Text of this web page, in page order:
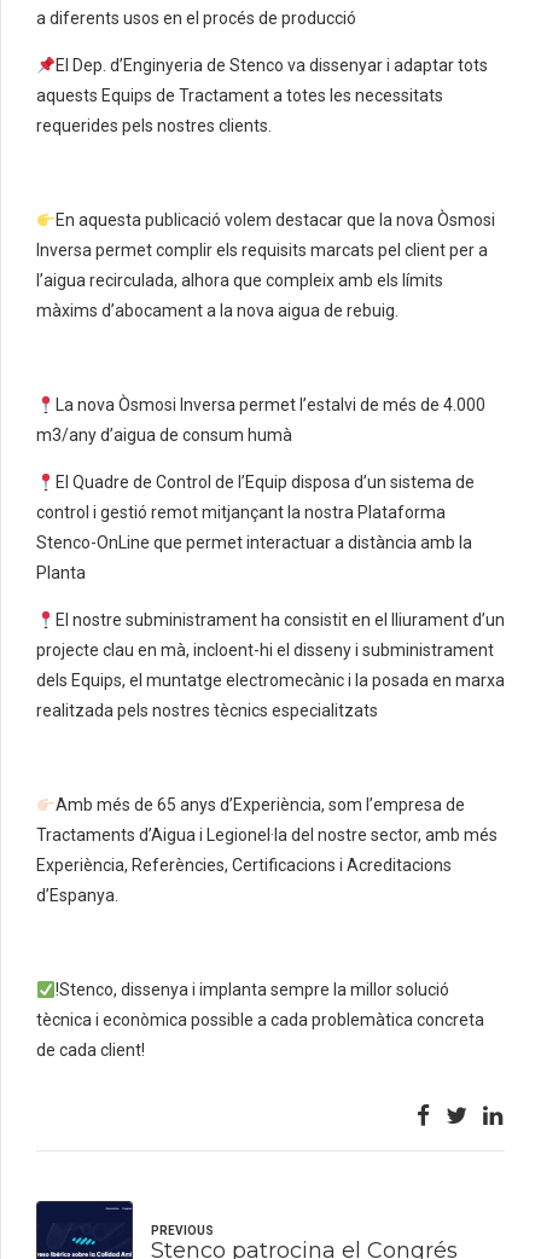
a diferents usos en el procés de producció
El Dep. d’Enginyeria de Stenco va dissenyar i adaptar tots
aquests Equips de Tractament a totes les necessitats
requerides pels nostres clients.
En aquesta publicació volem destacar que la nova Òsmosi
Inversa permet complir els requisits marcats pel client per a
l’aigua recirculada, alhora que compleix amb els límits
màxims d’abocament a la nova aigua de rebuig.
La nova Òsmosi Inversa permet l’estalvi de més de 4.000
m3/any d’aigua de consum humà
El Quadre de Control de l’Equip disposa d’un sistema de
control i gestió remot mitjançant la nostra Plataforma
Stenco-OnLine que permet interactuar a distància amb la
Planta
El nostre subministrament ha consistit en el lliurament d’un
projecte clau en mà, incloent-hi el disseny i subministrament
dels Equips, el muntatge electromecànic i la posada en marxa
realitzada pels nostres tècnics especialitzats
Amb més de 65 anys d’Experiència, som l’empresa de
Tractaments d’Aigua i Legionel·la del nostre sector, amb més
Experiència, Referències, Certificacions i Acreditacions
d’Espanya.
!Stenco, dissenya i implanta sempre la millor solució
tècnica i econòmica possible a cada problemàtica concreta
de cada client!
PREVIOUS
Stenco patrocina el Congrés